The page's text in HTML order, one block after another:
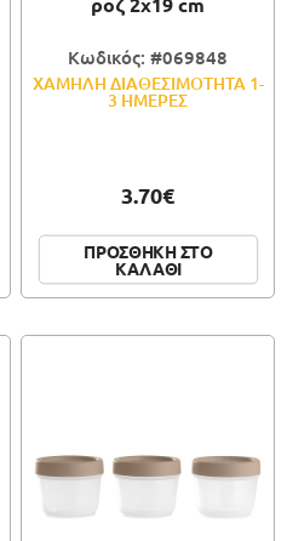
Κωδικός: #069848
ΧΑΜΗΛΗ ΔΙΑΘΕΣΙΜΟΤΗΤΑ 1-
3 ΗΜΕΡΕΣ
3.70€
ΠΡΟΣΘΗΚΗ ΣΤΟ
ΚΑΛΑΘΙ